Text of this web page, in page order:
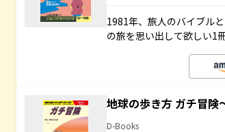
1981年、旅人のバイブル
の旅を思い出して欲しい1冊
地球の歩き方 ガチ冒険
D-Books